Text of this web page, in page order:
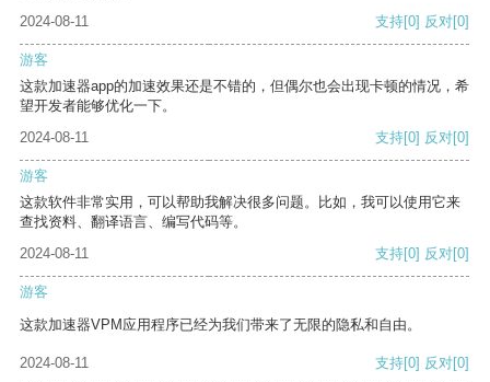
2024-08-11
支持[0] 反对[0]
游客
这款加速器app的加速效果还是不错的，但偶尔也会出现卡顿的情况，希
望开发者能够优化一下。
2024-08-11
支持[0] 反对[0]
游客
这款软件非常实用，可以帮助我解决很多问题。比如，我可以使用它来
查找资料、翻译语言、编写代码等。
2024-08-11
支持[0] 反对[0]
游客
这款加速器VPM应用程序已经为我们带来了无限的隐私和自由。
2024-08-11 支持[0] 反对[0]